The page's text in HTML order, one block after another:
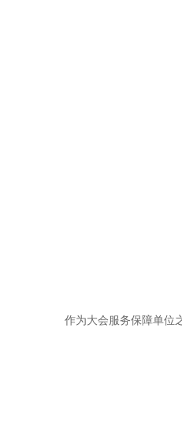
作为大会服务保障单位